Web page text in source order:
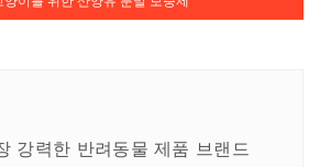
강력한 반려동물 제품 브랜드